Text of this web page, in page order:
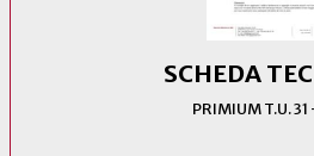
SCHEDA
PRIMIUM T.U. 31